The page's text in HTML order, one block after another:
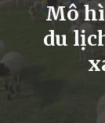
Mô
du